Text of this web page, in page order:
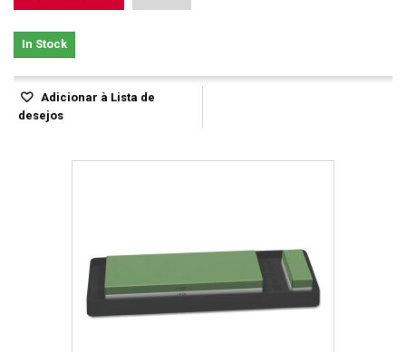
In Stock
Adicionar à Lista de
desejos